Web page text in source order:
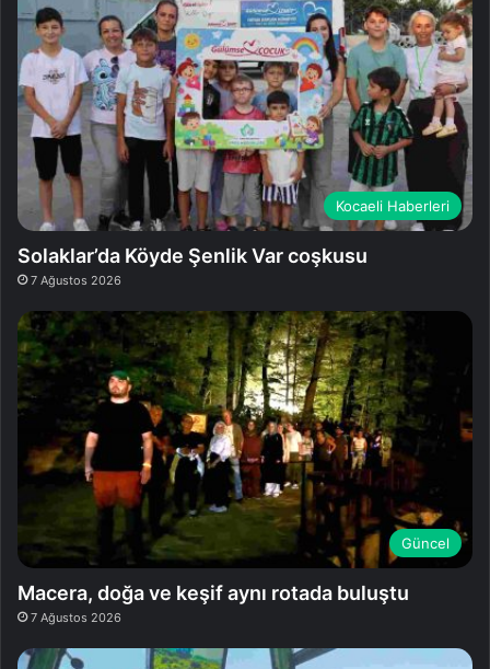
Kocaeli Haberleri
Solaklar’da Köyde Şenlik Var coşkusu
7 Ağustos 2026
Güncel
Macera, doğa ve keşif aynı rotada buluştu
7 Ağustos 2026